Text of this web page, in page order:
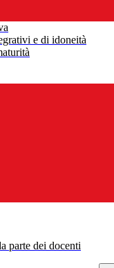
e di idoneità
parte dei docenti